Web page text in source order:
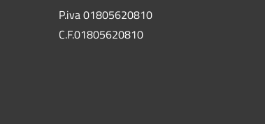
P.iva 01805620810
C.F.01805620810